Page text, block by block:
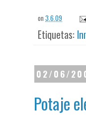
on3.6.09
Etiquetas:
02/06/
Potaje